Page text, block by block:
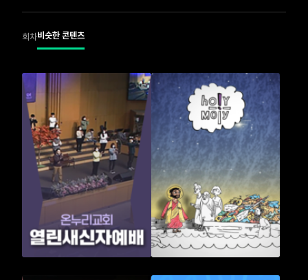
회차비슷한 콘텐츠